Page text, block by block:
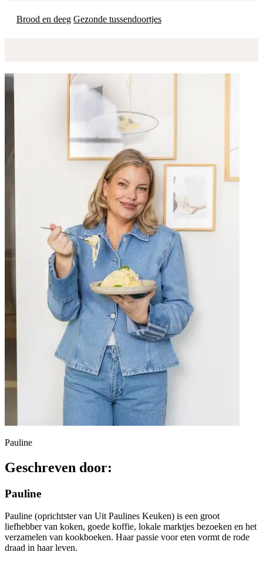
Brood en deeg Gezonde tussendoortjes
Pauline
Geschreven door:
Pauline
Pauline (oprichtster van Uit Paulines Keuken) is een groot
liefhebber van koken, goede koffie, lokale marktjes bezoeken en het
verzamelen van kookboeken. Haar passie voor eten vormt de rode
draad in haar leven.